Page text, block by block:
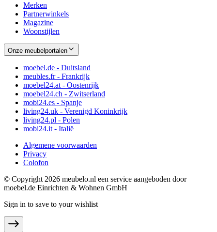
Merken
Partnerwinkels
Magazine
Woonstijlen
Onze meubelportalen
moebel.de - Duitsland
meubles.fr - Frankrijk
moebel24.at - Oostenrijk
moebel24.ch - Zwitserland
mobi24.es - Spanje
living24.uk - Verenigd Koninkrijk
living24.pl - Polen
mobi24.it - Italië
Algemene voorwaarden
Privacy
Colofon
© Copyright 2026 meubelo.nl een service aangeboden door
moebel.de Einrichten & Wohnen GmbH
Sign in to save to your wishlist